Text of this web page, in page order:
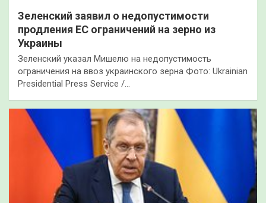
Зеленский заявил о недопустимости
продления ЕС ограничений на зерно из
Украины
Зеленский указал Мишелю на недопустимость
ограничения на ввоз украинского зерна Фото: Ukrainian
Presidential Press Service /…